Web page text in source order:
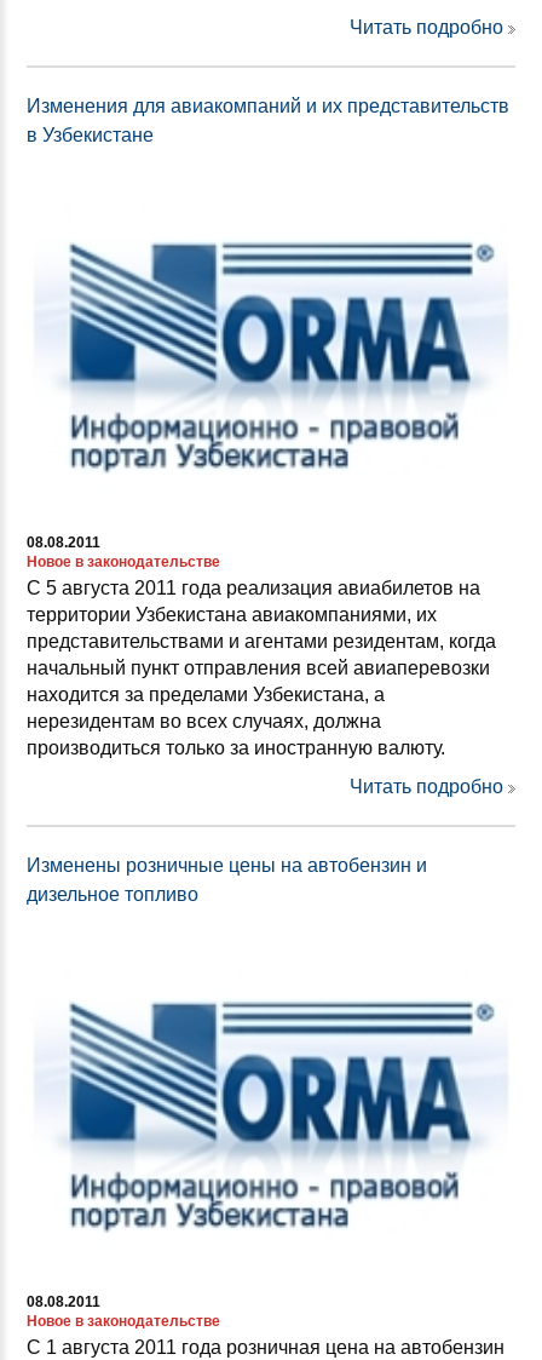
Читать подробно
Изменения для авиакомпаний и их представительств
в Узбекистане
08.08.2011
Новое в законодательстве
С 5 августа 2011 года реализация авиабилетов на
территории Узбекистана авиакомпаниями, их
представительствами и агентами резидентам, когда
начальный пункт отправления всей авиаперевозки
находится за пределами Узбекистана, а
нерезидентам во всех случаях, должна
производиться только за иностранную валюту.
Читать подробно
Изменены розничные цены на автобензин и
дизельное топливо
08.08.2011
Новое в законодательстве
С 1 августа 2011 года розничная цена на автобензин